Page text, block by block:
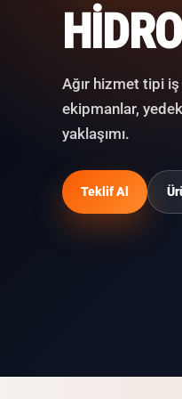
Ağır hizmet tipi
ekipmanlar,
yaklaşımı.
Teklif Al